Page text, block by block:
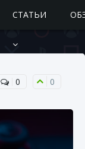
СТАТЬИ
0 0